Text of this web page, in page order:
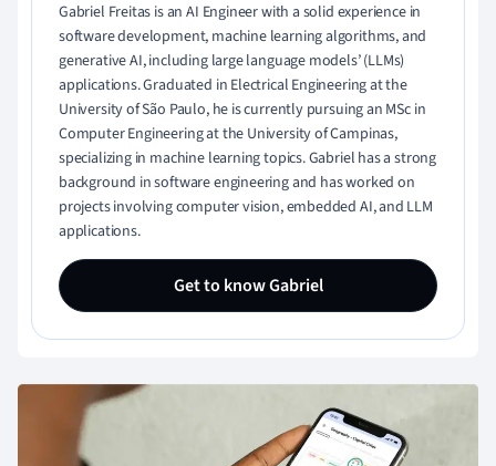
Gabriel Freitas is an AI Engineer with a solid experience in
software development, machine learning algorithms, and
generative AI, including large language models’ (LLMs)
applications. Graduated in Electrical Engineering at the
University of São Paulo, he is currently pursuing an MSc in
Computer Engineering at the University of Campinas,
specializing in machine learning topics. Gabriel has a strong
background in software engineering and has worked on
projects involving computer vision, embedded AI, and LLM
applications.
Get to know Gabriel